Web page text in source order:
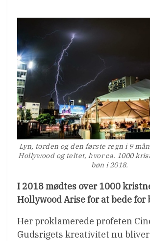
Lyn, torden og den første regn i 9
Hollywood og teltet, hvor ca. 1000
bøn i 2018.
I 2018 mødtes over 1000
Hollywood Arise for at bede for
Her proklamerede profeten
Gudsrigets kreativitet nu